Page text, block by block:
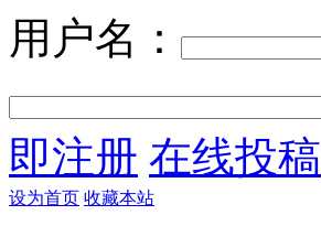
用户名：
即注册 在线投稿
设为首页 收藏本站